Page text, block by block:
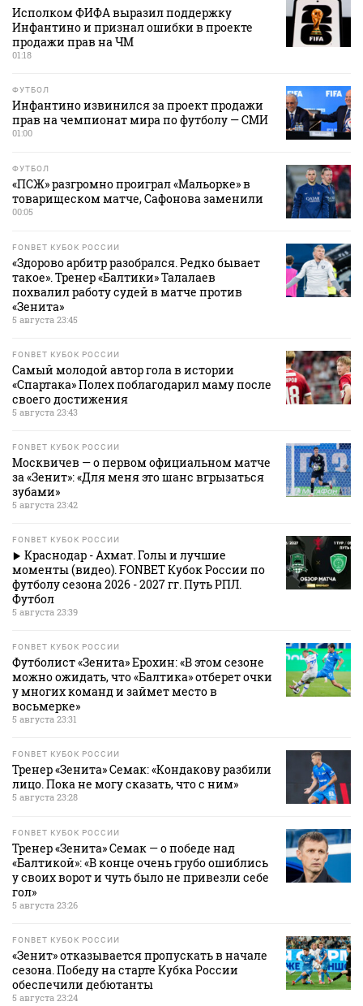
Исполком ФИФА выразил поддержку
Инфантино и признал ошибки в проекте
продажи прав на ЧМ
01:18
ФУТБОЛ
Инфантино извинился за проект продажи
прав на чемпионат мира по футболу — СМИ
01:00
ФУТБОЛ
«ПСЖ» разгромно проиграл «Мальорке» в
товарищеском матче, Сафонова заменили
00:05
FONBET КУБОК РОССИИ
«Здорово арбитр разобрался. Редко бывает
такое». Тренер «Балтики» Талалаев
похвалил работу судей в матче против
«Зенита»
5 августа 23:45
FONBET КУБОК РОССИИ
Самый молодой автор гола в истории
«Спартака» Полех поблагодарил маму после
своего достижения
5 августа 23:43
FONBET КУБОК РОССИИ
Москвичев — о первом официальном матче
за «Зенит»: «Для меня это шанс вгрызаться
зубами»
5 августа 23:42
FONBET КУБОК РОССИИ
Краснодар - Ахмат. Голы и лучшие
моменты (видео). FONBET Кубок России по
футболу сезона 2026 - 2027 гг. Путь РПЛ.
Футбол
5 августа 23:39
FONBET КУБОК РОССИИ
Футболист «Зенита» Ерохин: «В этом сезоне
можно ожидать, что «Балтика» отберет очки
у многих команд и займет место в
восьмерке»
5 августа 23:31
FONBET КУБОК РОССИИ
Тренер «Зенита» Семак: «Кондакову разбили
лицо. Пока не могу сказать, что с ним»
5 августа 23:28
FONBET КУБОК РОССИИ
Тренер «Зенита» Семак — о победе над
«Балтикой»: «В конце очень грубо ошиблись
у своих ворот и чуть было не привезли себе
гол»
5 августа 23:26
FONBET КУБОК РОССИИ
«Зенит» отказывается пропускать в начале
сезона. Победу на старте Кубка России
обеспечили дебютанты
5 августа 23:24